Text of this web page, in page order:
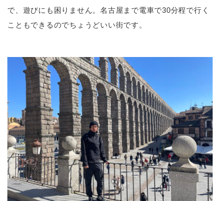
で、遊びにも困りません。名古屋まで電車で30分程で行く
こともできるのでちょうどいい街です。